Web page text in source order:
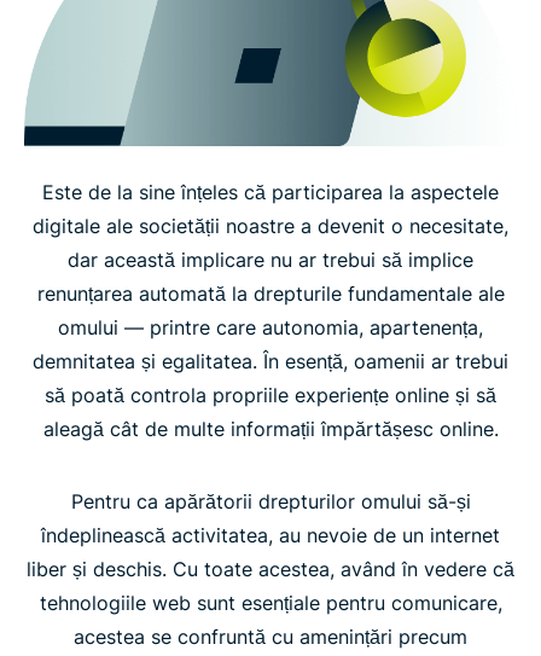
Este de la sine înțeles că participarea la aspectele
digitale ale societății noastre a devenit o necesitate,
dar această implicare nu ar trebui să implice
renunțarea automată la drepturile fundamentale ale
omului — printre care autonomia, apartenența,
demnitatea și egalitatea. În esență, oamenii ar trebui
să poată controla propriile experiențe online și să
aleagă cât de multe informații împărtășesc online.
Pentru ca apărătorii drepturilor omului să-și
îndeplinească activitatea, au nevoie de un internet
liber și deschis. Cu toate acestea, având în vedere că
tehnologiile web sunt esențiale pentru comunicare,
acestea se confruntă cu amenințări precum